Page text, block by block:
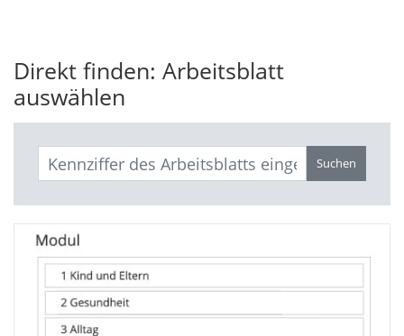
Direkt finden: Arbeitsblatt
auswählen